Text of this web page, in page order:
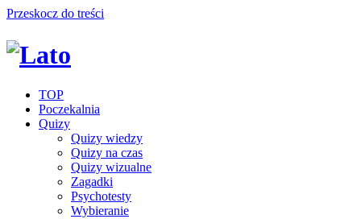
Przeskocz do treści
TOP
Poczekalnia
Quizy
Quizy wiedzy
Quizy na czas
Quizy wizualne
Zagadki
Psychotesty
Wybieranie